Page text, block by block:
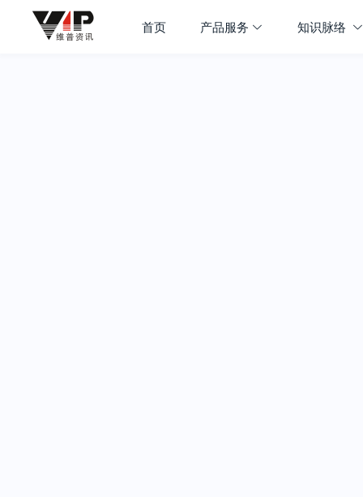
首页 产品服务 知识脉络